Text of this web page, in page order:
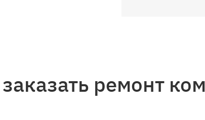
ремонт